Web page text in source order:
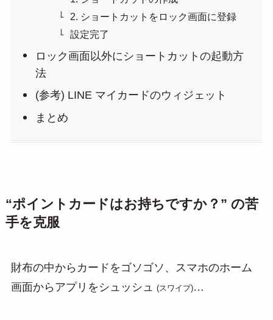
2. ショートカットをロック画面に登録
設定完了
ロック画面以外にショートカットの起動方
法
(参考) LINE マイカードのウィジェット
まとめ
“ポイントカードはお持ちですか？” の苦
手を克服
財布の中からカードをゴソゴソ、スマホのホーム
画面からアプリをシュッシュ
(スワイプ)…